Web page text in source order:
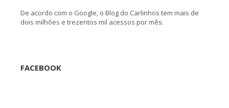
De acordo com o Google, o Blog do Carlinhos tem mais de
dois milhões e trezentos mil acessos por mês.
FACEBOOK